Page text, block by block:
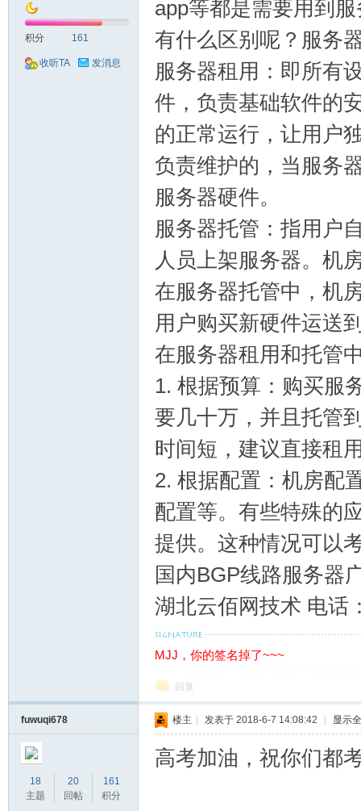
积分 161
收听TA 发消息
app等都是需要用到
有什么区别呢？服务
服务器租用：即所有
件，负责基础软件的
的正常运行，让用户
负责维护的，当服务
服务器硬件。
服务器托管：指用户
人员上架服务器。机
在服务器托管中，机
用户购买新硬件运送
在服务器租用和托管
1. 根据预算：购买服
要几十万，并且托管
时间短，建议直接租
2. 根据配置：机房配
配置等。有些特殊的
提供。这种情况可以
国内BGP线路服务器
湖北云佰网技术 电话
MJJ，你的签名掉了~~~
回复
fuwuqi678
18
主题
20
回帖
161
积分
楼主 发表于 2018-6-7 14:08:42 显示
高考加油，祝你们都